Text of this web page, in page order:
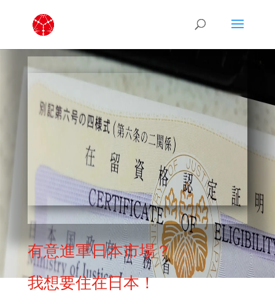
有意進軍日本市場？
我想要住在日本！